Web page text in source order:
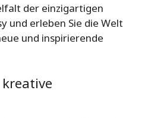
der einzigartigen
und erleben Sie die Welt
und inspirierende